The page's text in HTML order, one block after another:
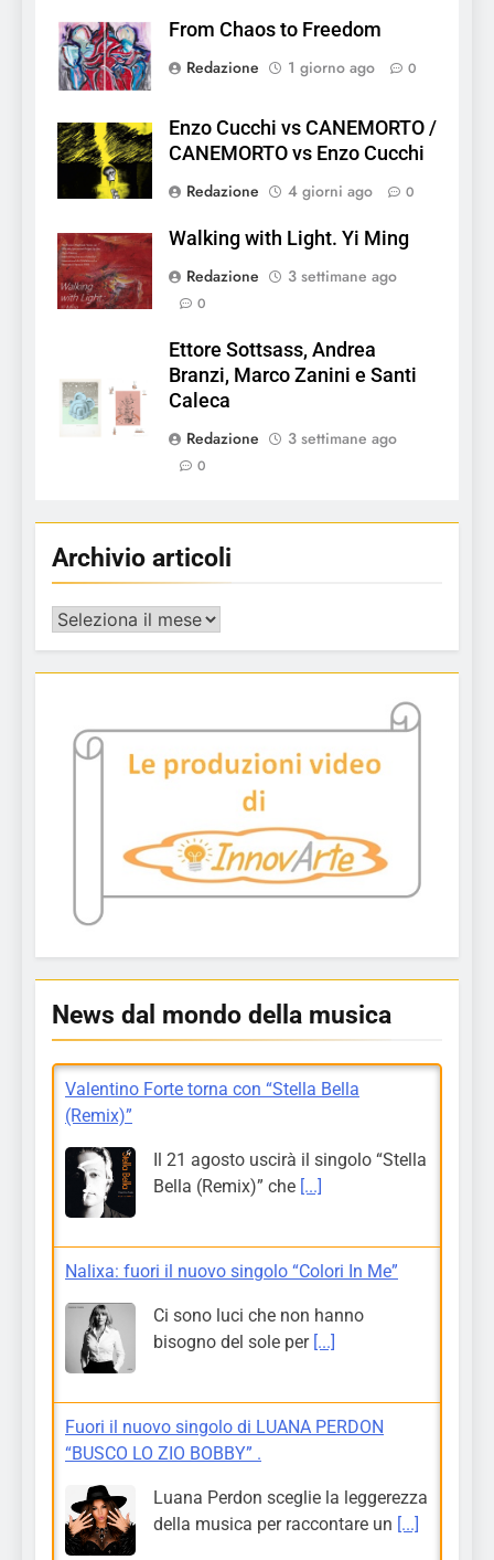
From Chaos to Freedom
Redazione
1 giorno ago 0
Enzo Cucchi vs CANEMORTO /
CANEMORTO vs Enzo Cucchi
Redazione
4 giorni ago 0
Walking with Light. Yi Ming
Redazione
3 settimane ago
0
Ettore Sottsass, Andrea
Branzi, Marco Zanini e Santi
Caleca
Redazione
3 settimane ago
0
Archivio articoli
Archivio
News dal mondo della musica
Valentino Forte torna con “Stella Bella
(Remix)”
Il 21 agosto uscirà il singolo “Stella
Bella (Remix)” che [...]
Nalixa: fuori il nuovo singolo “Colori In Me”
Ci sono luci che non hanno
bisogno del sole per [...]
Fuori il nuovo singolo di LUANA PERDON
“BUSCO LO ZIO BOBBY” .
Luana Perdon sceglie la leggerezza
della musica per raccontare un [...]